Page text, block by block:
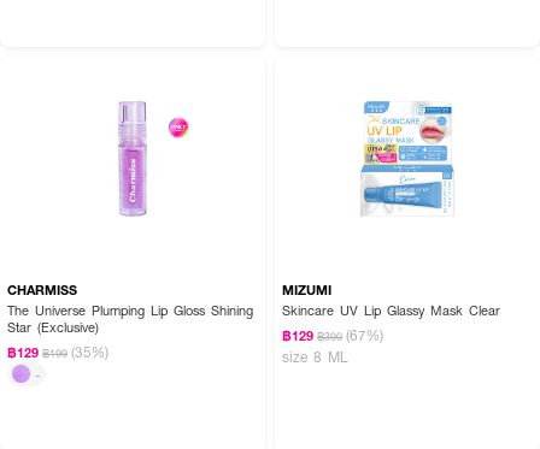
CHARMISS
The Universe Plumping Lip Gloss Shining
Star (Exclusive)
฿129 ฿199 (35%)
-
MIZUMI
Skincare UV Lip Glassy Mask Clear
฿129 ฿390 (67%)
size 8 ML